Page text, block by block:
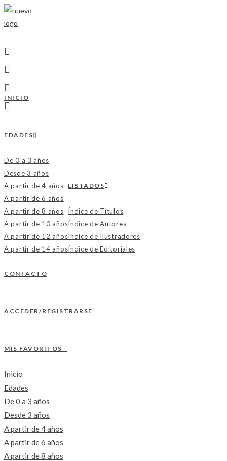
INICIO
EDADES
De 0 a 3 años
Desde 3 años
A partir de 4 años
A partir de 6 años
A partir de 8 años
A partir de 10 años
A partir de 12 años
A partir de 14 años
LISTADOS
Índice de Títulos
Índice de Autores
Índice de Ilustradores
Índice de Editoriales
CONTACTO
ACCEDER/REGISTRARSE
MIS FAVORITOS -
Inicio
Edades
De 0 a 3 años
Desde 3 años
A partir de 4 años
A partir de 6 años
A partir de 8 años